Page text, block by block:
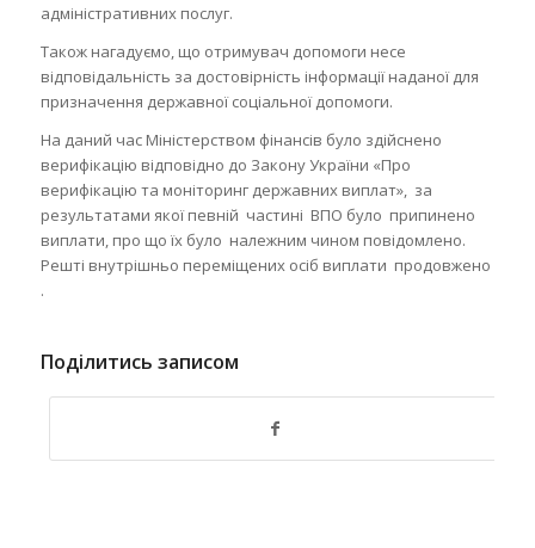
адміністративних послуг.
Також нагадуємо, що отримувач допомоги несе
відповідальність за достовірність інформації наданої для
призначення державної соціальної допомоги.
На даний час Міністерством фінансів було здійснено
верифікацію відповідно до Закону України «Про
верифікацію та моніторинг державних виплат», за
результатами якої певній частині ВПО було припинено
виплати, про що їх було належним чином повідомлено.
Решті внутрішньо переміщених осіб виплати продовжено
.
Поділитись записом